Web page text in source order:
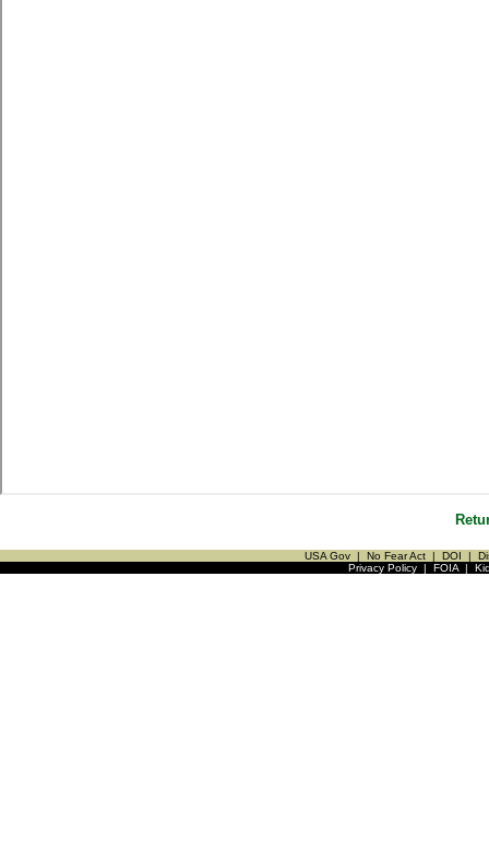
USA Gov | No Fear Act | DOI |
Privacy Policy| FOIA|